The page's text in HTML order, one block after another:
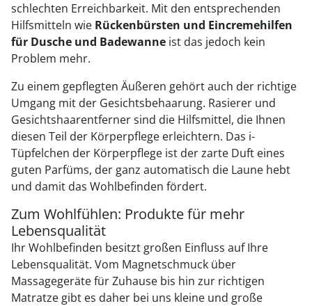
schlechten Erreichbarkeit. Mit den entsprechenden
Hilfsmitteln wie Rückenbürsten und Eincremehilfen
für Dusche und Badewanne ist das jedoch kein
Problem mehr.
Zu einem gepflegten Äußeren gehört auch der richtige
Umgang mit der Gesichtsbehaarung. Rasierer und
Gesichtshaarentferner sind die Hilfsmittel, die Ihnen
diesen Teil der Körperpflege erleichtern. Das i-
Tüpfelchen der Körperpflege ist der zarte Duft eines
guten Parfüms, der ganz automatisch die Laune hebt
und damit das Wohlbefinden fördert.
Zum Wohlfühlen: Produkte für mehr
Lebensqualität
Ihr Wohlbefinden besitzt großen Einfluss auf Ihre
Lebensqualität. Vom Magnetschmuck über
Massagegeräte für Zuhause bis hin zur richtigen
Matratze gibt es daher bei uns kleine und große